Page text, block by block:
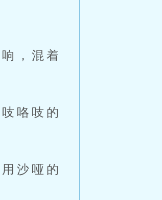
，混着
咯吱的
沙哑的